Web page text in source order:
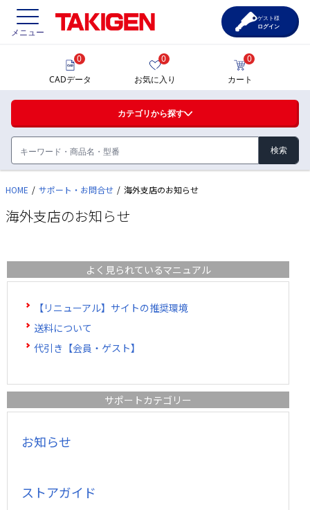
価格一覧
製品カタログ
サポート・お問合せ
メニュー
カテゴリから探す
0
CADデータ
0
お気に入り
0
カート
ゲスト様
ログイン
ハンドル・取手・つまみ・周辺機器
FA・A
FB・B
ファスナー・ラッチ錠・キャッチ・錠前装置・周
辺機器
FC・C
L・LE
S
K・KC
HOME サポート・お問合せ 海外支店のお知らせ
海外支店のお知らせ
よく見られているマニュアル
【リニューアル】サイトの推奨環境
送料について
代引き【会員・ゲスト】
サポートカテゴリー
お知らせ
ストアガイド